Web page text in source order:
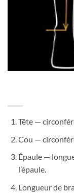
Tête —
Cou —
Épaule —
l’épaule.
Longueur de